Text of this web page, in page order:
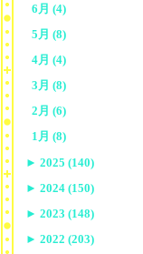
6月 (4)
5月 (8)
4月 (4)
3月 (8)
2月 (6)
1月 (8)
► 2025 (140)
► 2024 (150)
► 2023 (148)
► 2022 (203)